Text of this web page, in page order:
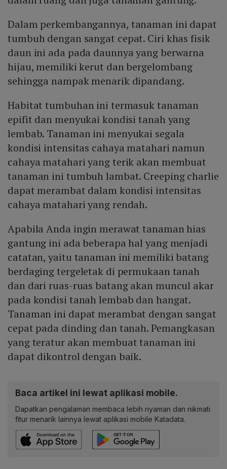
Dalam perkembangannya, tanaman ini dapat
tumbuh dengan sangat cepat. Ciri khas fisik
daun ini ada pada daunnya yang berwarna
hijau, memiliki kerut dan bergelombang
sehingga nampak menarik dipandang.
Habitat tumbuhan ini termasuk tanaman
epifit dan menyukai kondisi tanah yang
lembab. Tanaman ini menyukai segala
kondisi intensitas cahaya matahari namun
cahaya matahari yang terik akan membuat
tanaman ini tumbuh lambat. Creeping charlie
dapat merambat dalam kondisi intensitas
cahaya matahari yang rendah.
Apabila Anda ingin merawat tanaman hias
gantung ini ada beberapa hal yang menjadi
catatan, yaitu tanaman ini memiliki batang
berdaging tergeletak di permukaan tanah
dan dari ruas-ruas batang akan muncul akar
pada kondisi tanah lembab dan hangat.
Tanaman ini dapat merambat dengan sangat
cepat pada dinding dan tanah. Pemangkasan
yang teratur akan membuat tanaman ini
dapat dikontrol dengan baik.
Baca artikel ini lewat aplikasi mobile.
Dapatkan pengalaman membaca lebih nyaman dan nikmati
fitur menarik lainnya lewat aplikasi mobile Katadata.